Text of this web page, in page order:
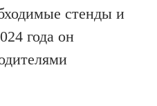
стенды и
года он